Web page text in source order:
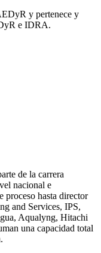
y pertenece y
e IDRA.
de la carrera
nacional e
proceso hasta director
and Services, IPS,
Aqualyng, Hitachi
una capacidad total